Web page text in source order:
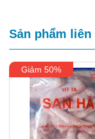
Mónbún
vịt, bởi thực
khi ăn cùng bún
Sản phẩm liên
Giảm 50%